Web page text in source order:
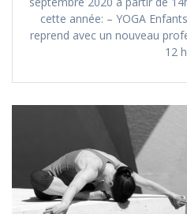
cette année: – YOGA
reprend avec un nouveau
12